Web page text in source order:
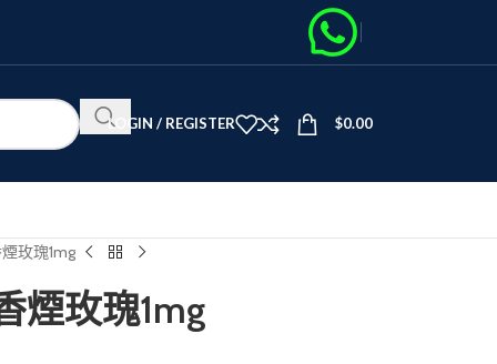
LOGIN / REGISTER $0.00
玫瑰1mg
煙玫瑰1mg